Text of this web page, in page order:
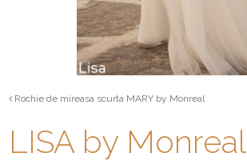
Rochie de mireasa scurta MARY by Monreal
LISA by Monreal